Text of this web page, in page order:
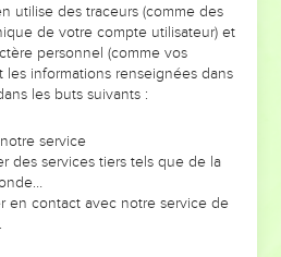
!
POUVAIENT VOUS ÉVITER LES
VOTRES ?
voit moins les doutes, les erreurs
ont traversés, alors même que ce
les ont façonnés.
entrepreneurs, et responsables
utilise des traceurs (comme des
de votre compte utilisateur) et
personnel (comme vos
informations renseignées dans
les buts suivants :
service
des services tiers tels que de la
en contact avec notre service de